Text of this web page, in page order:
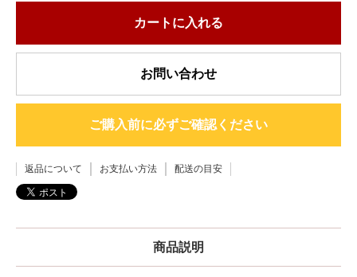
カートに入れる
お問い合わせ
ご購入前に必ずご確認ください
返品について お支払い方法 配送の目安
商品説明